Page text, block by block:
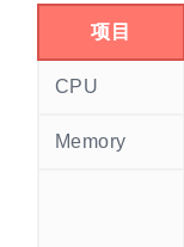
项目
CPU
Memory